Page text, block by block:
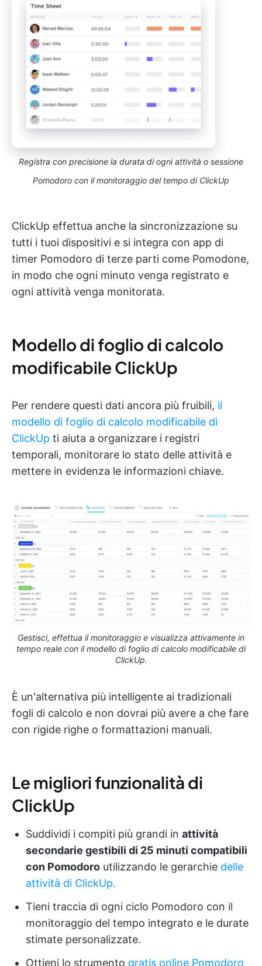
Registra con precisione la durata di ogni attività o sessione
Pomodoro con il monitoraggio del tempo di ClickUp
ClickUp effettua anche la sincronizzazione su
tutti i tuoi dispositivi e si integra con app di
timer Pomodoro di terze parti come Pomodone,
in modo che ogni minuto venga registrato e
ogni attività venga monitorata.
Modello di foglio di calcolo
modificabile ClickUp
Per rendere questi dati ancora più fruibili, il
modello di foglio di calcolo modificabile di
ClickUp ti aiuta a organizzare i registri
temporali, monitorare lo stato delle attività e
mettere in evidenza le informazioni chiave.
Gestisci, effettua il monitoraggio e visualizza attivamente in
tempo reale con il modello di foglio di calcolo modificabile di
ClickUp.
È un'alternativa più intelligente ai tradizionali
fogli di calcolo e non dovrai più avere a che fare
con rigide righe o formattazioni manuali.
Le migliori funzionalità di
ClickUp
Suddividi i compiti più grandi in attività
secondarie gestibili di 25 minuti compatibili
con Pomodoro utilizzando le gerarchie delle
attività di ClickUp.
Tieni traccia di ogni ciclo Pomodoro con il
monitoraggio del tempo integrato e le durate
stimate personalizzate.
Ottieni lo strumento gratis online Pomodoro